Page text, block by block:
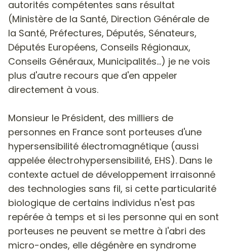
autorités compétentes sans résultat
(Ministère de la Santé, Direction Générale de
la Santé, Préfectures, Députés, Sénateurs,
Députés Européens, Conseils Régionaux,
Conseils Généraux, Municipalités...) je ne vois
plus d'autre recours que d'en appeler
directement à vous.
Monsieur le Président, des milliers de
personnes en France sont porteuses d'une
hypersensibilité électromagnétique (aussi
appelée électrohypersensibilité, EHS). Dans le
contexte actuel de développement irraisonné
des technologies sans fil, si cette particularité
biologique de certains individus n'est pas
repérée à temps et si les personne qui en sont
porteuses ne peuvent se mettre à l'abri des
micro-ondes, elle dégénère en syndrome